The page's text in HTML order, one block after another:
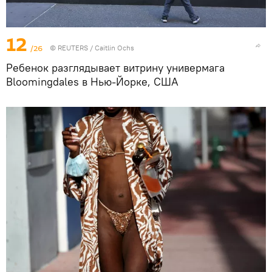
12 /26 © REUTERS / Caitlin Ochs
Ребенок разглядывает витрину универмага
Bloomingdales в Нью-Йорке, США